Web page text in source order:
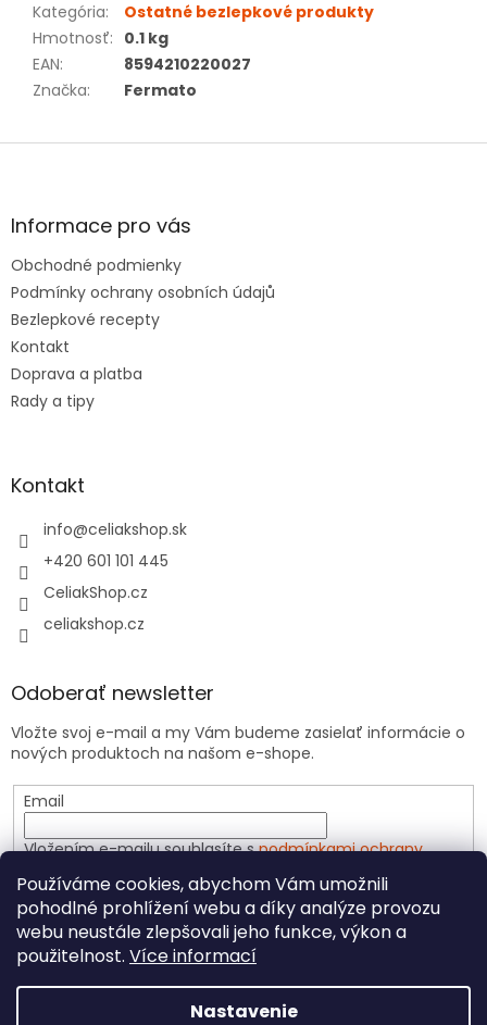
Používáme cookies, abychom Vám umožnili
pohodlné prohlížení webu a díky analýze provozu
webu neustále zlepšovali jeho funkce, výkon a
použitelnost. Více informací
Nastavenie
Kategória:
Ostatné bezlepkové produkty
Hmotnosť: 0.1 kg
EAN:
8594210220027
Značka: Fermato
Z
ä
e
Informace pro vás
Obchodné podmienky
Podmínky ochrany osobních údajů
Bezlepkové recepty
Kontakt
Doprava a platba
Rady a tipy
Kontakt
info@celiakshop.sk
+420 601 101 445
CeliakShop.cz
celiakshop.cz
Odoberať newsletter
Vložte svoj e-mail a my Vám budeme zasielať informácie o
nových produktoch na našom e-shope.
Email
Vložením e-mailu souhlasíte spodmínkami ochrany
PRIHLÁSIŤ SA
Vytvoril Shoptet